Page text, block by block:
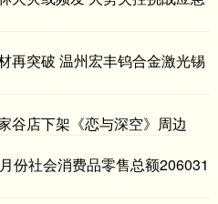
再突破 温州宏丰钨合金激光锡
谷店下架《恋与深空》周边
份社会消费品零售总额206031